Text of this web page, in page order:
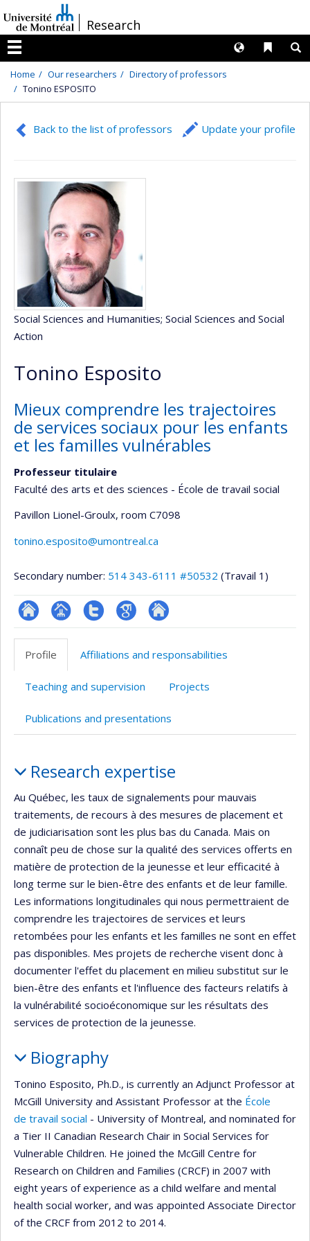
au
contenu
/Research
Menu
Liens
Langues
Home Our researchers
Directory of professors
Tonino ESPOSITO
Back to the list of professors Update your profile
Social Sciences and Humanities; Social Sciences and Social
Action
Tonino Esposito
Mieux comprendre les trajectoires
de services sociaux pour les enfants
et les familles vulnérables
Professeur titulaire
Faculté des arts et des sciences - École de travail social
Pavillon Lionel-Groulx, room C7098
tonino.esposito@umontreal.ca
Secondary number: 514 343-6111 #50532 (Travail 1)
ResearchGate
Page
(faculté,département,école)
CompteGoogleAutre
web
Profile Affiliations and responsabilities
Teaching and supervision Projects
Publications and presentations
Research expertise
Au Québec, les taux de signalements pour mauvais
traitements, de recours à des mesures de placement et
de judiciarisation sont les plus bas du Canada. Mais on
connaît peu de chose sur la qualité des services offerts en
matière de protection de la jeunesse et leur efficacité à
long terme sur le bien-être des enfants et de leur famille.
Les informations longitudinales qui nous permettraient de
comprendre les trajectoires de services et leurs
retombées pour les enfants et les familles ne sont en effet
pas disponibles. Mes projets de recherche visent donc à
documenter l'effet du placement en milieu substitut sur le
bien-être des enfants et l'influence des facteurs relatifs à
la vulnérabilité socioéconomique sur les résultats des
services de protection de la jeunesse.
Biography
Tonino Esposito, Ph.D., is currently an Adjunct Professor at
McGill University and Assistant Professor at the École
de travail social - University of Montreal, and nominated for
a Tier II Canadian Research Chair in Social Services for
Vulnerable Children. He joined the McGill Centre for
Research on Children and Families (CRCF) in 2007 with
eight years of experience as a child welfare and mental
health social worker, and was appointed Associate Director
of the CRCF from 2012 to 2014.